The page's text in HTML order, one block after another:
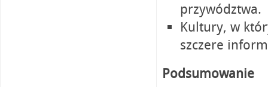
przywództwa.
Kultury, w
szczere
Podsumowanie